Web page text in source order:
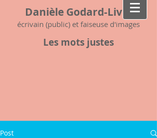
Danièle Godard-Livet
écrivain (public) et faiseuse d'images
Les mots justes
Post